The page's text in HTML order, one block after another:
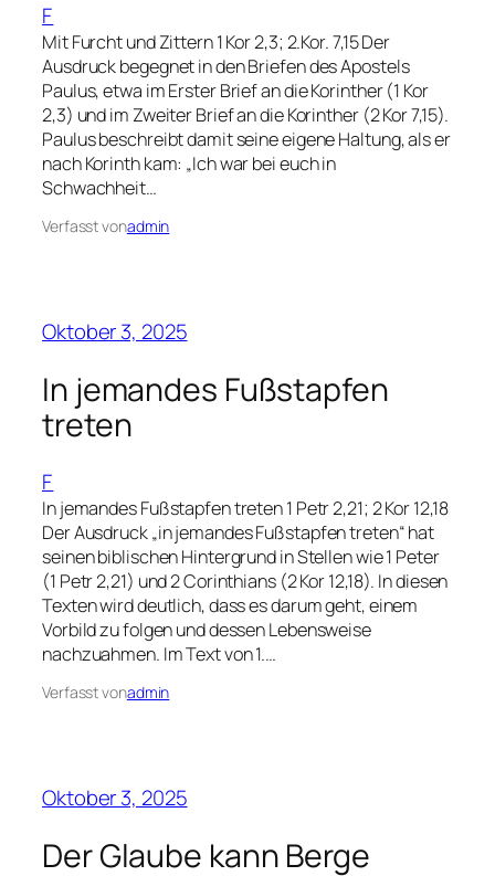
F
Mit Furcht und Zittern 1 Kor 2,3; 2.Kor. 7,15 Der
Ausdruck begegnet in den Briefen des Apostels
Paulus, etwa im Erster Brief an die Korinther (1 Kor
2,3) und im Zweiter Brief an die Korinther (2 Kor 7,15).
Paulus beschreibt damit seine eigene Haltung, als er
nach Korinth kam: „Ich war bei euch in
Schwachheit…
Verfasst vonadmin
Oktober 3, 2025
In jemandes Fußstapfen
treten
F
In jemandes Fußstapfen treten 1 Petr 2,21; 2 Kor 12,18
Der Ausdruck „in jemandes Fußstapfen treten“ hat
seinen biblischen Hintergrund in Stellen wie 1 Peter
(1 Petr 2,21) und 2 Corinthians (2 Kor 12,18). In diesen
Texten wird deutlich, dass es darum geht, einem
Vorbild zu folgen und dessen Lebensweise
nachzuahmen. Im Text von 1.…
Verfasst vonadmin
Oktober 3, 2025
Der Glaube kann Berge